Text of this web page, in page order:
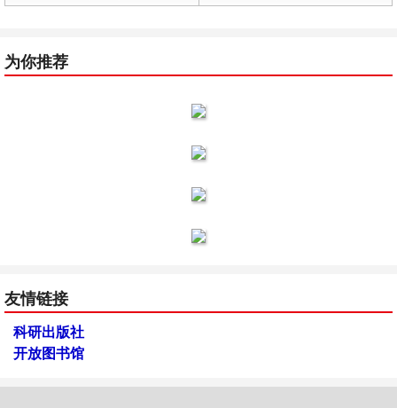
为你推荐
友情链接
科研出版社
开放图书馆